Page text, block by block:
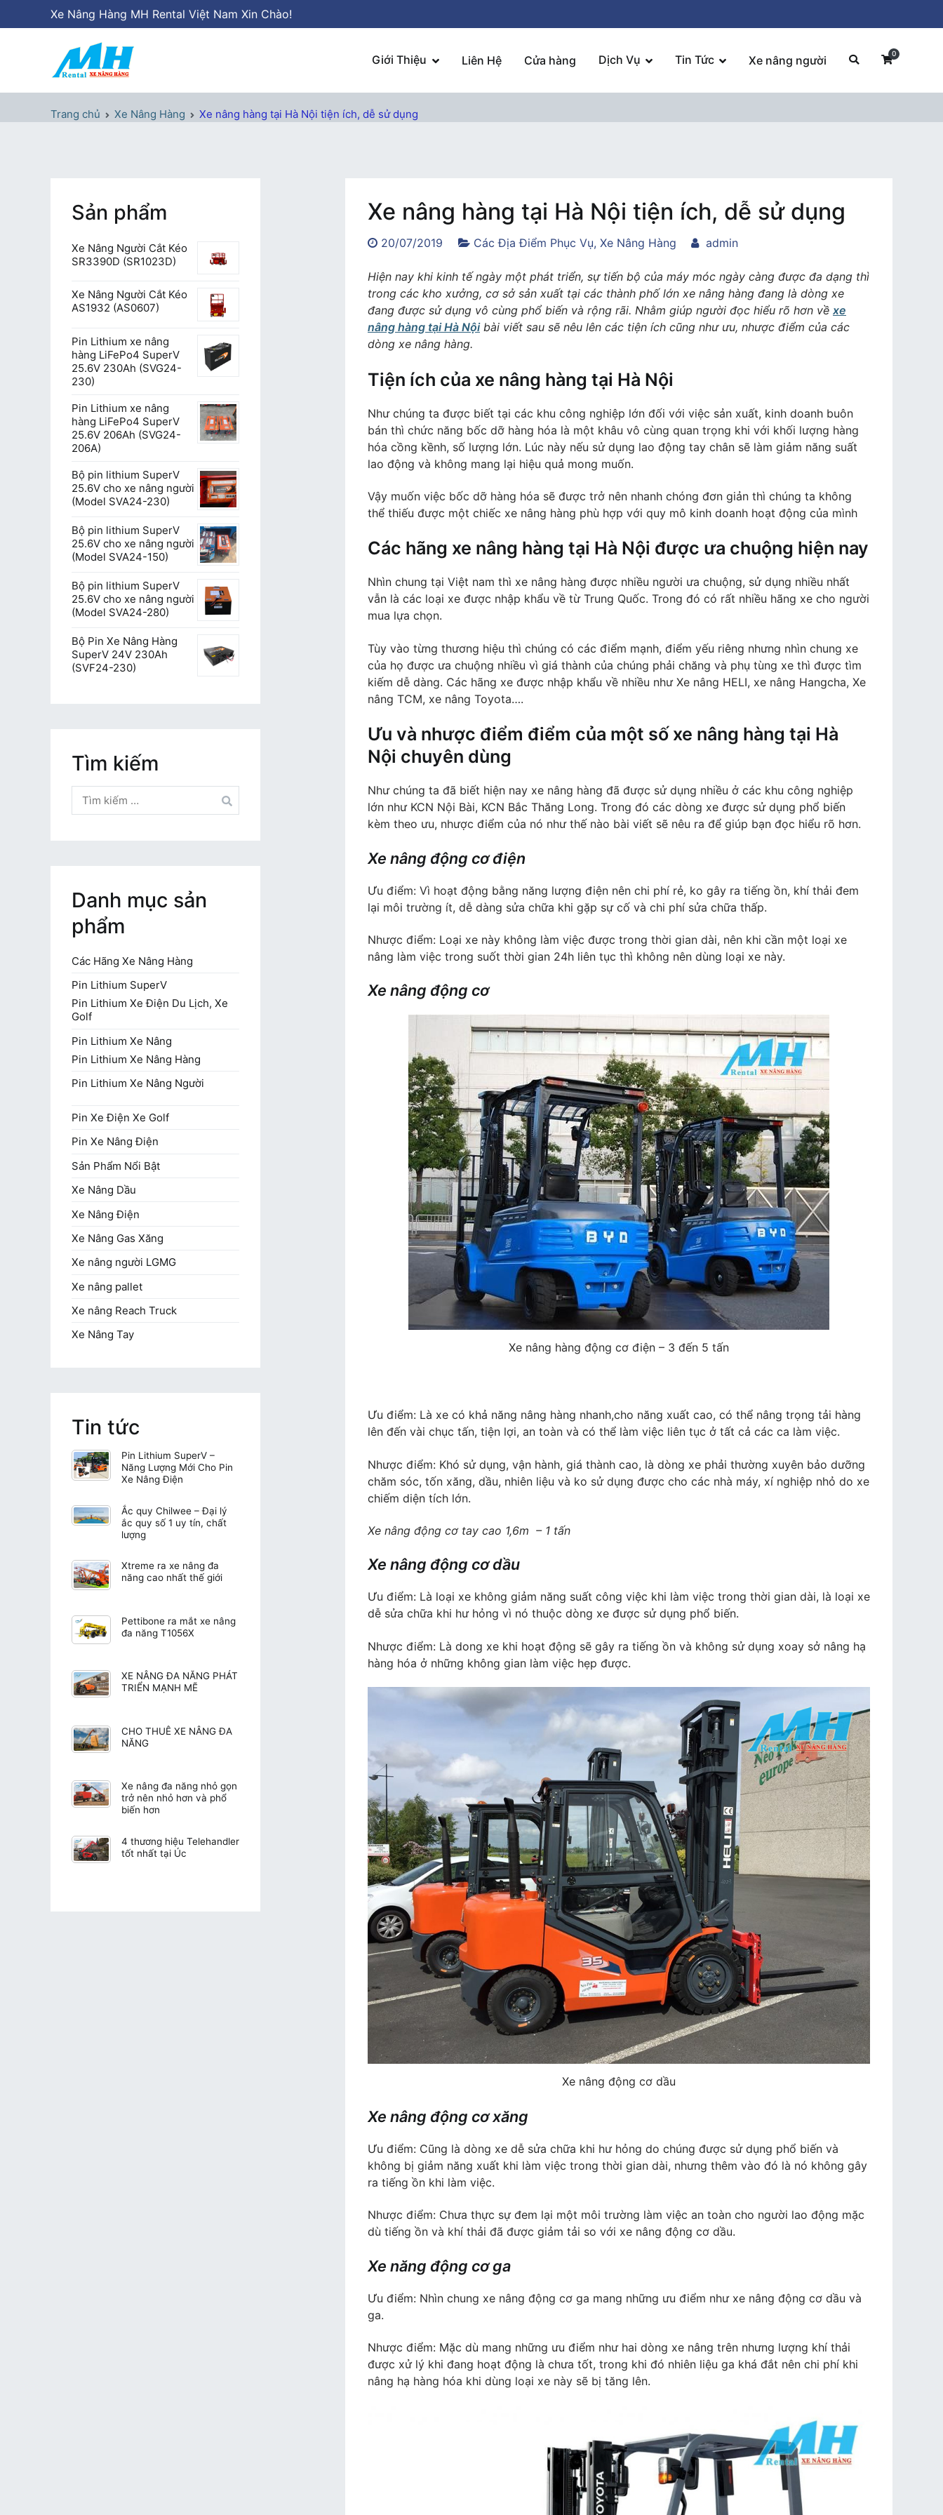
tới
Xe Nâng Hàng MH Rental Việt Nam Xin Chào!
Giới Thiệu Liên Hệ Cửa hàng Dịch Vụ Tin Tức Xe nâng người 0
Trang chủ Xe Nâng Hàng Xe nâng hàng tại Hà Nội tiện ích, dễ sử dụng
Xe nâng hàng tại Hà Nội tiện ích, dễ sử dụng
20/07/2019 Các Địa Điểm Phục Vụ, Xe Nâng Hàng admin
Hiện nay khi kinh tế ngày một phát triển, sự tiến bộ của máy móc ngày càng được đa dạng thì
trong các kho xưởng, cơ sở sản xuất tại các thành phố lớn xe nâng hàng đang là dòng xe
đang được sử dụng vô cùng phổ biến và rộng rãi. Nhằm giúp người đọc hiểu rõ hơn về xe
nâng hàng tại Hà Nộibài viết sau sẽ nêu lên các tiện ích cũng như ưu, nhược điểm của các
dòng xe nâng hàng.
Tiện ích của xe nâng hàng tại Hà Nội
Như chúng ta được biết tại các khu công nghiệp lớn đối với việc sản xuất, kinh doanh buôn
bán thì chức năng bốc dỡ hàng hóa là một khâu vô cùng quan trọng khi với khối lượng hàng
hóa cồng kềnh, số lượng lớn. Lúc này nếu sử dụng lao động tay chân sẽ làm giảm năng suất
lao động và không mang lại hiệu quả mong muốn.
Vậy muốn việc bốc dỡ hàng hóa sẽ được trở nên nhanh chóng đơn giản thì chúng ta không
thể thiếu được một chiếc xe nâng hàng phù hợp với quy mô kinh doanh hoạt động của mình
Các hãng xe nâng hàng tại Hà Nội được ưa chuộng hiện nay
Nhìn chung tại Việt nam thì xe nâng hàng được nhiều người ưa chuộng, sử dụng nhiều nhất
vẫn là các loại xe được nhập khẩu về từ Trung Quốc. Trong đó có rất nhiều hãng xe cho người
mua lựa chọn.
Tùy vào từng thương hiệu thì chúng có các điểm mạnh, điểm yếu riêng nhưng nhìn chung xe
của họ được ưa chuộng nhiều vì giá thành của chúng phải chăng và phụ tùng xe thì được tìm
kiếm dễ dàng. Các hãng xe được nhập khẩu về nhiều như Xe nâng HELI, xe nâng Hangcha, Xe
nâng TCM, xe nâng Toyota….
Ưu và nhược điểm điểm của một số xe nâng hàng tại Hà
Nội chuyên dùng
Như chúng ta đã biết hiện nay xe nâng hàng đã được sử dụng nhiều ở các khu công nghiệp
lớn như KCN Nội Bài, KCN Bắc Thăng Long. Trong đó các dòng xe được sử dụng phổ biến
kèm theo ưu, nhược điểm của nó như thế nào bài viết sẽ nêu ra để giúp bạn đọc hiểu rõ hơn.
Xe nâng động cơ điện
Ưu điểm: Vì hoạt động bằng năng lượng điện nên chi phí rẻ, ko gây ra tiếng ồn, khí thải đem
lại môi trường ít, dễ dàng sửa chữa khi gặp sự cố và chi phí sửa chữa thấp.
Nhược điểm: Loại xe này không làm việc được trong thời gian dài, nên khi cần một loại xe
nâng làm việc trong suốt thời gian 24h liên tục thì không nên dùng loại xe này.
Xe nâng động cơ
Xe nâng hàng động cơ điện – 3 đến 5 tấn
Ưu điểm: Là xe có khả năng nâng hàng nhanh,cho năng xuất cao, có thể nâng trọng tải hàng
lên đến vài chục tấn, tiện lợi, an toàn và có thể làm việc liên tục ở tất cả các ca làm việc.
Nhược điểm: Khó sử dụng, vận hành, giá thành cao, là dòng xe phải thường xuyên bảo dưỡng
chăm sóc, tốn xăng, dầu, nhiên liệu và ko sử dụng được cho các nhà máy, xí nghiệp nhỏ do xe
chiếm diện tích lớn.
Xe nâng động cơ tay cao 1,6m – 1 tấn
Xe nâng động cơ dầu
Ưu điểm: Là loại xe không giảm năng suất công việc khi làm việc trong thời gian dài, là loại xe
dễ sửa chữa khi hư hỏng vì nó thuộc dòng xe được sử dụng phổ biến.
Nhược điểm: Là dong xe khi hoạt động sẽ gây ra tiếng ồn và không sử dụng xoay sở nâng hạ
hàng hóa ở những không gian làm việc hẹp được.
Xe nâng động cơ dầu
Xe nâng động cơ xăng
Ưu điểm: Cũng là dòng xe dễ sửa chữa khi hư hỏng do chúng được sử dụng phổ biến và
không bị giảm năng xuất khi làm việc trong thời gian dài, nhưng thêm vào đó là nó không gây
ra tiếng ồn khi làm việc.
Nhược điểm: Chưa thực sự đem lại một môi trường làm việc an toàn cho người lao động mặc
dù tiếng ồn và khí thải đã được giảm tải so với xe nâng động cơ dầu.
Xe năng động cơ ga
Ưu điểm: Nhìn chung xe nâng động cơ ga mang những ưu điểm như xe nâng động cơ dầu và
ga.
Nhược điểm: Mặc dù mang những ưu điểm như hai dòng xe nâng trên nhưng lượng khí thải
được xử lý khi đang hoạt động là chưa tốt, trong khi đó nhiên liệu ga khá đắt nên chi phí khi
nâng hạ hàng hóa khi dùng loại xe này sẽ bị tăng lên.
Sản phẩm
Xe Nâng Người Cắt Kéo
SR3390D (SR1023D)
Xe Nâng Người Cắt Kéo
AS1932 (AS0607)
Pin Lithium xe nâng
hàng LiFePo4 SuperV
25.6V 230Ah (SVG24-
230)
Pin Lithium xe nâng
hàng LiFePo4 SuperV
25.6V 206Ah (SVG24-
206A)
Bộ pin lithium SuperV
25.6V cho xe nâng người
(Model SVA24-230)
Bộ pin lithium SuperV
25.6V cho xe nâng người
(Model SVA24-150)
Bộ pin lithium SuperV
25.6V cho xe nâng người
(Model SVA24-280)
Bộ Pin Xe Nâng Hàng
SuperV 24V 230Ah
(SVF24-230)
Tìm kiếm
kiếm
cho:
Danh mục sản
phẩm
Các Hãng Xe Nâng Hàng
Pin Lithium SuperV
Pin Lithium Xe Điện Du Lịch, Xe
Golf
Pin Lithium Xe Nâng
Pin Lithium Xe Nâng Hàng
Pin Lithium Xe Nâng Người
Pin Xe Điện Xe Golf
Pin Xe Nâng Điện
Sản Phẩm Nổi Bật
Xe Nâng Dầu
Xe Nâng Điện
Xe Nâng Gas Xăng
Xe nâng người LGMG
Xe nâng pallet
Xe nâng Reach Truck
Xe Nâng Tay
Tin tức
Pin Lithium SuperV –
Năng Lượng Mới Cho Pin
Xe Nâng Điện
Ắc quy Chilwee – Đại lý
ắc quy số 1 uy tín, chất
lượng
Xtreme ra xe nâng đa
năng cao nhất thế giới
Pettibone ra mắt xe nâng
đa năng T1056X
XE NÂNG ĐA NĂNG PHÁT
TRIỂN MẠNH MẼ
CHO THUÊ XE NÂNG ĐA
NĂNG
Xe nâng đa năng nhỏ gọn
trở nên nhỏ hơn và phổ
biến hơn
4 thương hiệu Telehandler
tốt nhất tại Úc